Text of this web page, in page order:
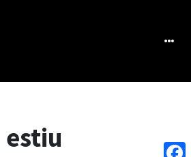
estiu